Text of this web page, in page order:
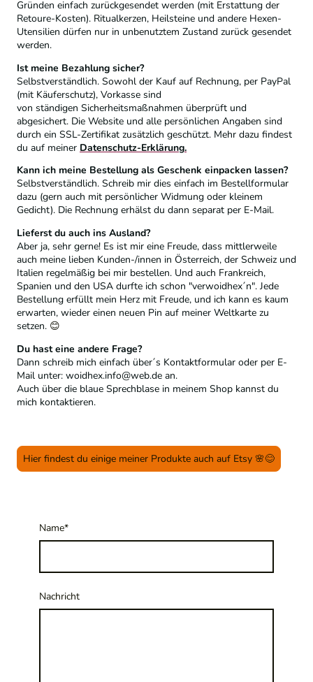
Gründen einfach zurückgesendet werden (mit Erstattung der
Retoure-Kosten). Ritualkerzen, Heilsteine und andere Hexen-
Utensilien dürfen nur in unbenutztem Zustand zurück gesendet
werden.
Ist meine Bezahlung sicher?
Selbstverständlich. Sowohl der Kauf auf Rechnung, per PayPal
(mit Käuferschutz), Vorkasse sind
von ständigen Sicherheitsmaßnahmen überprüft und
abgesichert. Die Website und alle persönlichen Angaben sind
durch ein SSL-Zertifikat zusätzlich geschützt. Mehr dazu findest
du auf meiner Datenschutz-Erklärung.
Kann ich meine Bestellung als Geschenk einpacken lassen?
Selbstverständlich. Schreib mir dies einfach im Bestellformular
dazu (gern auch mit persönlicher Widmung oder kleinem
Gedicht). Die Rechnung erhälst du dann separat per E-Mail.
Lieferst du auch ins Ausland?
Aber ja, sehr gerne! Es ist mir eine Freude, dass mittlerweile
auch meine lieben Kunden-/innen in Österreich, der Schweiz und
Italien regelmäßig bei mir bestellen. Und auch Frankreich,
Spanien und den USA durfte ich schon "verwoidhex´n". Jede
Bestellung erfüllt mein Herz mit Freude, und ich kann es kaum
erwarten, wieder einen neuen Pin auf meiner Weltkarte zu
setzen. 😊
Du hast eine andere Frage?
Dann schreib mich einfach über´s Kontaktformular oder per E-
Mail unter: woidhex.info@web.de an.
Auch über die blaue Sprechblase in meinem Shop kannst du
mich kontaktieren.
Hier findest du einige meiner Produkte auch auf Etsy 🌸😊
Name*
Nachricht